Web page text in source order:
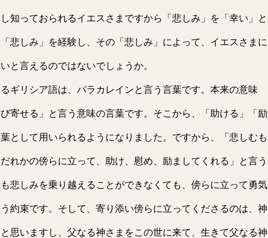
知っておられるイエスさまですから「悲しみ」を「幸い」と
悲しみ」を経験し、その「悲しみ」によって、イエスさまに
と言えるのではないでしょうか。
ギリシア語は、パラカレインと言う言葉です。本来の意味
寄せる」と言う意味の言葉です。そこから、「助ける」「励
として用いられるようになりました。ですから、「悲しむも
れかの傍らに立って、助け、慰め、励ましてくれる」と言う
悲しみを乗り越えることができなくても、傍らに立って勇気
約束です。そして、寄り添い傍らに立ってくださるのは、神
思いますし、父なる神さまをこの世に来て、生きて父なる神